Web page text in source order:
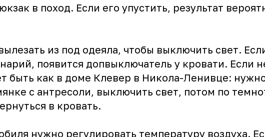
в поход. Если его упустить, результат
из под одеяла, чтобы выключить свет.
появится допвыключатель у кровати. Если
быть как в доме Клевер в Никола-Ленивце:
с антресоли, выключить свет, потом по
в кровать.
нужно регулировать температуру воздуха.